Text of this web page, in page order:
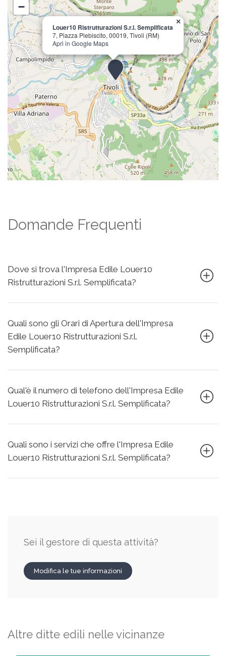
Louer10 Ristrutturazioni S.r.l. Semplificata
7, Piazza Plebiscito, 00019, Tivoli (RM)
Apri in Google Maps
×
−
Domande Frequenti
Dove si trova l'Impresa Edile Louer10
Ristrutturazioni S.r.l. Semplificata?
Quali sono gli Orari di Apertura dell'Impresa
Edile Louer10 Ristrutturazioni S.r.l.
Semplificata?
Qual'è il numero di telefono dell'Impresa Edile
Louer10 Ristrutturazioni S.r.l. Semplificata?
Quali sono i servizi che offre l'Impresa Edile
Louer10 Ristrutturazioni S.r.l. Semplificata?
Sei il gestore di questa attività?
Modifica le tue informazioni
Altre ditte edili nelle vicinanze